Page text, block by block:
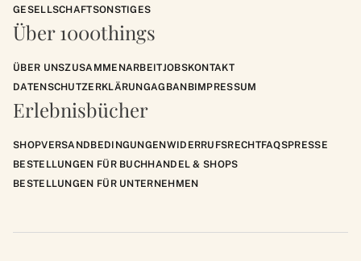
GESELLSCHAFTSONSTIGES
Über 1000things
ÜBER UNSZUSAMMENARBEITJOBSKONTAKT
DATENSCHUTZERKLÄRUNGAGBANBIMPRESSUM
Erlebnisbücher
SHOPVERSANDBEDINGUNGENWIDERRUFSRECHTFAQSPRESSE
BESTELLUNGEN FÜR BUCHHANDEL & SHOPS
BESTELLUNGEN FÜR UNTERNEHMEN